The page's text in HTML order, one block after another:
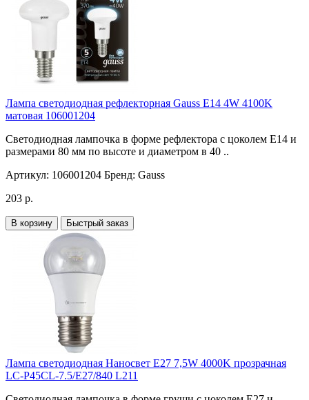
Лампа светодиодная рефлекторная Gauss E14 4W 4100K
матовая 106001204
Светодиодная лампочка в форме рефлектора с цоколем E14 и
размерами 80 мм по высоте и диаметром в 40 ..
Артикул: 106001204 Бренд: Gauss
203 р.
В корзину Быстрый заказ
Лампа светодиодная Наносвет E27 7,5W 4000K прозрачная
LC-P45CL-7.5/E27/840 L211